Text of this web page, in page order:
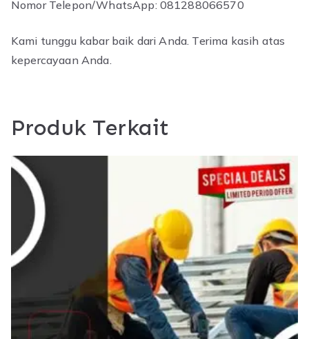
Nomor Telepon/WhatsApp: 081288066570
Kami tunggu kabar baik dari Anda. Terima kasih atas
kepercayaan Anda.
Produk Terkait